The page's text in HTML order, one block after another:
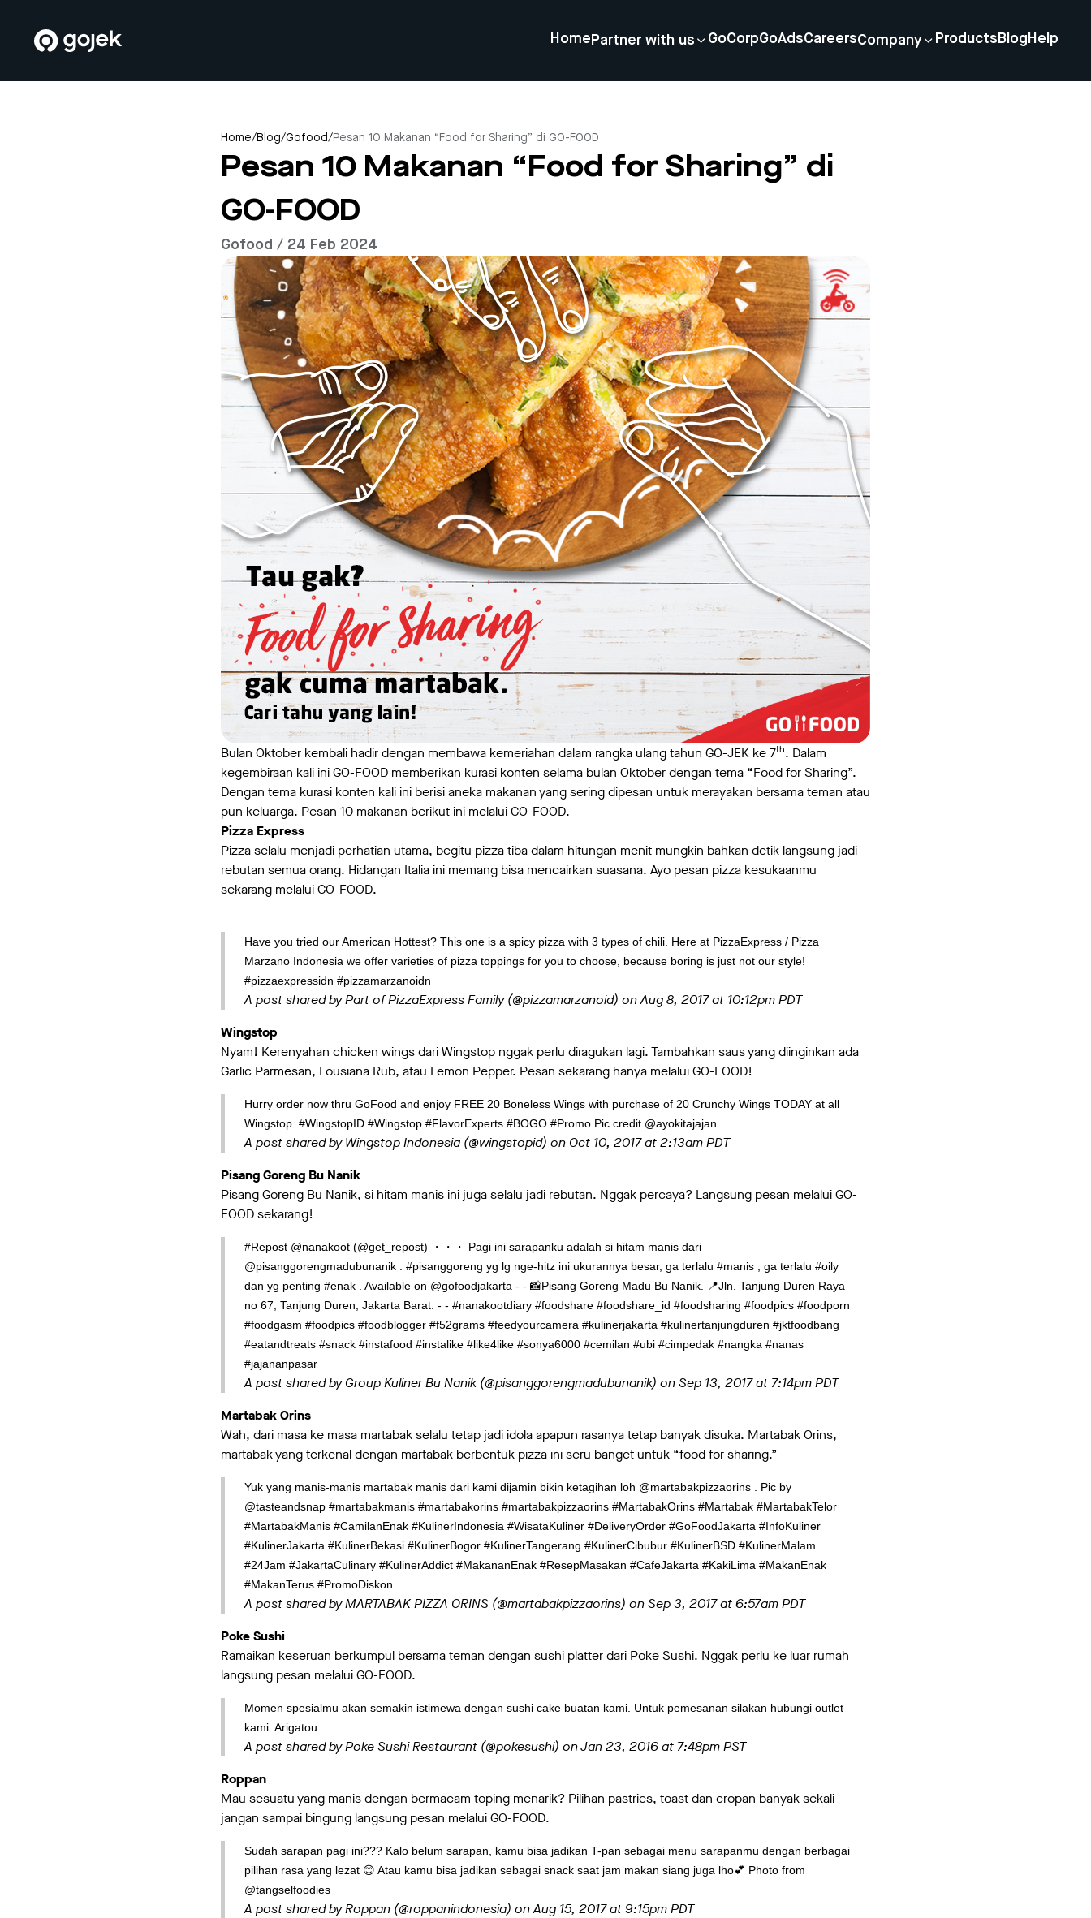
Home Partner with us GoCorpGoAdsCareersCompany Products Blog Help
Home/Blog/Gofood/Pesan 10 Makanan “Food for Sharing” di GO-FOOD
Pesan 10 Makanan “Food for Sharing” di
GO-FOOD
Gofood / 24 Feb 2024
Bulan Oktober kembali hadir dengan membawa kemeriahan dalam rangka ulang tahun GO-JEK ke 7th. Dalam
kegembiraan kali ini GO-FOOD memberikan kurasi konten selama bulan Oktober dengan tema “Food for Sharing”.
Dengan tema kurasi konten kali ini berisi aneka makanan yang sering dipesan untuk merayakan bersama teman atau
pun keluarga. Pesan 10 makanan berikut ini melalui GO-FOOD.
Pizza Express
Pizza selalu menjadi perhatian utama, begitu pizza tiba dalam hitungan menit mungkin bahkan detik langsung jadi
rebutan semua orang. Hidangan Italia ini memang bisa mencairkan suasana. Ayo pesan pizza kesukaanmu
sekarang melalui GO-FOOD.
Have you tried our American Hottest? This one is a spicy pizza with 3 types of chili. Here at PizzaExpress / Pizza
Marzano Indonesia we offer varieties of pizza toppings for you to choose, because boring is just not our style!
#pizzaexpressidn #pizzamarzanoidn
A post shared by Part of PizzaExpress Family (@pizzamarzanoid) onAug 8, 2017 at 10:12pm PDT
Wingstop
Nyam! Kerenyahan chicken wings dari Wingstop nggak perlu diragukan lagi. Tambahkan saus yang diinginkan ada
Garlic Parmesan, Lousiana Rub, atau Lemon Pepper. Pesan sekarang hanya melalui GO-FOOD!
Hurry order now thru GoFood and enjoy FREE 20 Boneless Wings with purchase of 20 Crunchy Wings TODAY at all
Wingstop. #WingstopID #Wingstop #FlavorExperts #BOGO #Promo Pic credit @ayokitajajan
A post shared by Wingstop Indonesia (@wingstopid) on Oct 10, 2017 at 2:13am PDT
Pisang Goreng Bu Nanik
Pisang Goreng Bu Nanik, si hitam manis ini juga selalu jadi rebutan. Nggak percaya? Langsung pesan melalui GO-
FOOD sekarang!
#Repost @nanakoot (@get_repost) ・・・ Pagi ini sarapanku adalah si hitam manis dari
@pisanggorengmadubunanik . #pisanggoreng yg lg nge-hitz ini ukurannya besar, ga terlalu #manis , ga terlalu #oily
dan yg penting #enak . Available on @gofoodjakarta - - 📸Pisang Goreng Madu Bu Nanik. 📍Jln. Tanjung Duren Raya
no 67, Tanjung Duren, Jakarta Barat. - - #nanakootdiary #foodshare #foodshare_id #foodsharing #foodpics #foodporn
#foodgasm #foodpics #foodblogger #f52grams #feedyourcamera #kulinerjakarta #kulinertanjungduren #jktfoodbang
#eatandtreats #snack #instafood #instalike #like4like #sonya6000 #cemilan #ubi #cimpedak #nangka #nanas
#jajananpasar
A post shared by Group Kuliner Bu Nanik (@pisanggorengmadubunanik) onSep 13, 2017 at 7:14pm PDT
Martabak Orins
Wah, dari masa ke masa martabak selalu tetap jadi idola apapun rasanya tetap banyak disuka. Martabak Orins,
martabak yang terkenal dengan martabak berbentuk pizza ini seru banget untuk “food for sharing.”
Yuk yang manis-manis martabak manis dari kami dijamin bikin ketagihan loh @martabakpizzaorins . Pic by
@tasteandsnap #martabakmanis #martabakorins #martabakpizzaorins #MartabakOrins #Martabak #MartabakTelor
#MartabakManis #CamilanEnak #KulinerIndonesia #WisataKuliner #DeliveryOrder #GoFoodJakarta #InfoKuliner
#KulinerJakarta #KulinerBekasi #KulinerBogor #KulinerTangerang #KulinerCibubur #KulinerBSD #KulinerMalam
#24Jam #JakartaCulinary #KulinerAddict #MakananEnak #ResepMasakan #CafeJakarta #KakiLima #MakanEnak
#MakanTerus #PromoDiskon
A post shared by MARTABAK PIZZA ORINS (@martabakpizzaorins) onSep 3, 2017 at 6:57am PDT
Poke Sushi
Ramaikan keseruan berkumpul bersama teman dengan sushi platter dari Poke Sushi. Nggak perlu ke luar rumah
langsung pesan melalui GO-FOOD.
Momen spesialmu akan semakin istimewa dengan sushi cake buatan kami. Untuk pemesanan silakan hubungi outlet
kami. Arigatou..
A post shared by Poke Sushi Restaurant (@pokesushi) onJan 23, 2016 at 7:48pm PST
Roppan
Mau sesuatu yang manis dengan bermacam toping menarik? Pilihan pastries, toast dan cropan banyak sekali
jangan sampai bingung langsung pesan melalui GO-FOOD.
Sudah sarapan pagi ini??? Kalo belum sarapan, kamu bisa jadikan T-pan sebagai menu sarapanmu dengan berbagai
pilihan rasa yang lezat 😊 Atau kamu bisa jadikan sebagai snack saat jam makan siang juga lho💕 Photo from
@tangselfoodies
A post shared by Roppan (@roppanindonesia) onAug 15, 2017 at 9:15pm PDT